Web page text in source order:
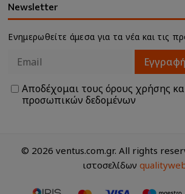
Newsletter
Ενημερωθείτε άμεσα για τα νέα και τις
Εγγραφή
Αποδέχομαι τουςόρους χρήσης
προσωπικών δεδομένων
© 2026 ventus.com.gr. All rights
ιστοσελίδων